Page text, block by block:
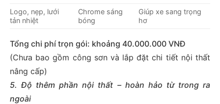
Logo, nẹp, lưới
tản nhiệt
Chrome sáng
bóng
Giúp xe sang trọng
hơ
Tổng chi phí trọn gói: khoảng 40.000.000 VNĐ
(Chưa bao gồm công sơn và lắp đặt chi tiết nội thất
nâng cấp)
5. Độ thêm phần nội thất – hoàn hảo từ trong ra
ngoài